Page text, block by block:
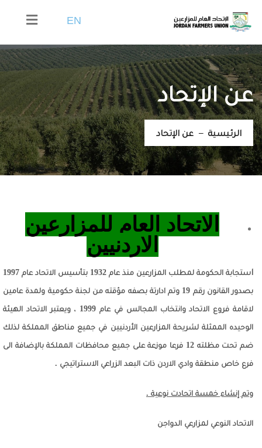
EN
عن الإتحاد
الرئيسية عن الإتحاد
الاتحاد العام للمزارعين
الاردنيين
ا ستجابة الحكومة لمطلب المزارعين منذ عام 1932 بتأسيس الاتحاد عام 1997
بصدور القانون رقم 19 وتم ادارتة بصفه مؤقته من لجنة حكومية ولمدة عامين
لاقامة فروع الاتحاد وانتخاب المجالس في عام 1999 ، ويعتبر الاتحاد الهيئة
الوحيده الممثلة لشريحة المزارعين الأردنيين في جميع مناطق المملكة لذلك
ضم تحت مظلته12 فرعا موزعة على جميع محافظات المملكة بالإضافة الى
فرع خاص منطقة وادي الاردن ذات البعد الزراعي الاستراتيجي .
وتم إنشاء خمسة اتحادت نوعية .
الاتحاد النوعي لمزارعي الدواجن